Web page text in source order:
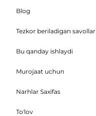
Blog
Tezkor beriladigan savollar
Bu qanday ishlaydi
Murojaat uchun
Narhlar Saxifas
To'lov